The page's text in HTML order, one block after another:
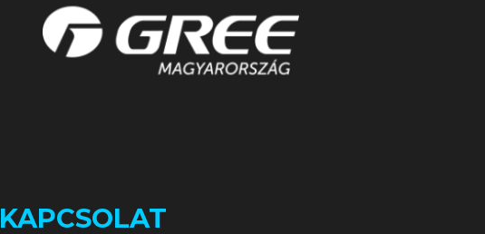
KAPCSOLAT